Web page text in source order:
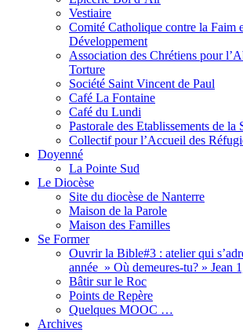
Vestiaire
Comité Catholique contre la Faim
Développement
Association des Chrétiens pour
Torture
Société Saint Vincent de Paul
Café La Fontaine
Café du Lundi
Pastorale des Etablissements de la
Collectif pour l’Accueil des
Doyenné
La Pointe Sud
Le Diocèse
Site du diocèse de Nanterre
Maison de la Parole
Maison des Familles
Se Former
Ouvrir la Bible#3 : atelier qui
année » Où demeures-tu? » Jean
Bâtir sur le Roc
Points de Repère
Quelques MOOC …
Archives